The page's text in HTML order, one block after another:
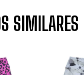
SIMILARES